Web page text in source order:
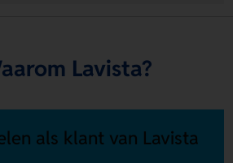
Lavista?
als klant van Lavista